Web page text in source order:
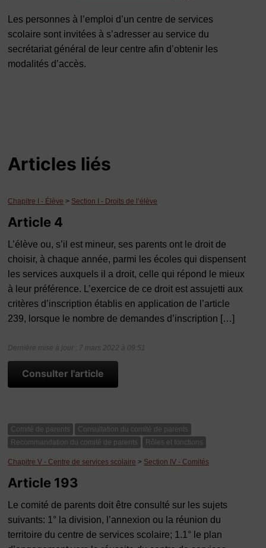
Les personnes à l’emploi d’un centre de services
scolaire sont invitées à s’adresser au service du
secrétariat général de leur centre afin d’obtenir les
modalités d’accès.
Articles liés
Chapitre I - Élève > Section I - Droits de l’élève
Article 4
L’élève ou, s’il est mineur, ses parents ont le droit de
choisir, à chaque année, parmi les écoles qui dispensent
les services auxquels il a droit, celle qui répond le mieux
à leur préférence. L’exercice de ce droit est assujetti aux
critères d’inscription établis en application de l’article
239, lorsque le nombre de demandes d’inscription […]
Dernière mise à jour : 7 mars 2022 à 09:51
Consulter l'article
Comité de parents
Consultation du comité de parents
Recommandation du comité de parents
Rôles et fonctions
Chapitre V - Centre de services scolaire > Section IV - Comités
Article 193
Le comité de parents doit être consulté sur les sujets
suivants: 1° la division, l’annexion ou la réunion du
territoire du centre de services scolaire; 1.1° le plan